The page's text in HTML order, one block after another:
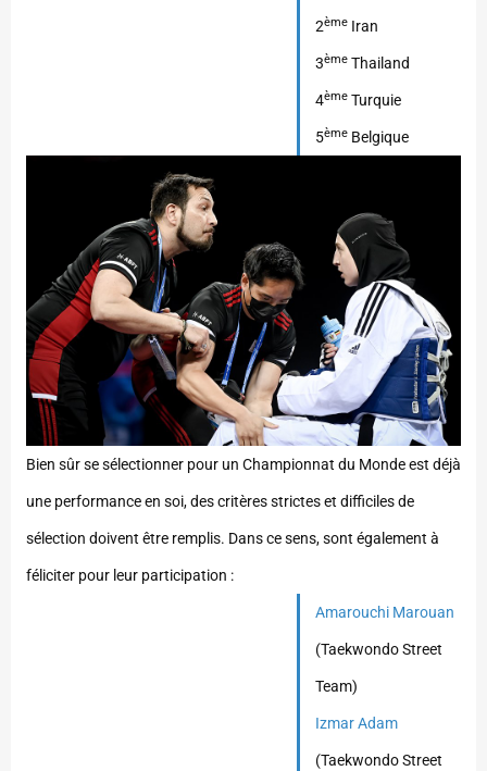
2èmeIran
3èmeThailand
4èmeTurquie
5èmeBelgique
Bien sûr se sélectionner pour un Championnat du Monde est déjà
une performance en soi, des critères strictes et difficiles de
sélection doivent être remplis. Dans ce sens, sont également à
féliciter pour leur participation :
Amarouchi Marouan
(Taekwondo Street
Team)
Izmar Adam
(Taekwondo Street